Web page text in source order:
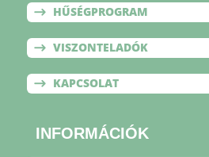
HŰSÉGPROGRAM
VISZONTELADÓK
KAPCSOLAT
INFORMÁCIÓK